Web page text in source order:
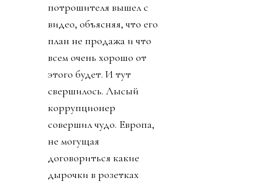
потрошителя вышел с
видео, объясняя, что его
план не продажа и что
всем очень хорошо от
этого будет. И тут
свершилось. Лысый
коррупционер
совершил чудо. Европа,
не могущая
договориться какие
дырочки в розетках